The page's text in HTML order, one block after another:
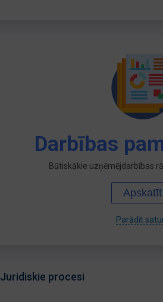
Darbības
Būtiskākie uzņēmējdarbības
Apskatīt
Parādīt
Juridiskie procesi